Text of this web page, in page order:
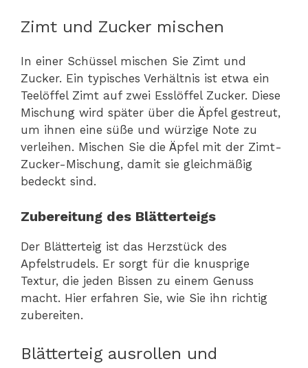
Zimt und Zucker mischen
In einer Schüssel mischen Sie Zimt und
Zucker. Ein typisches Verhältnis ist etwa ein
Teelöffel Zimt auf zwei Esslöffel Zucker. Diese
Mischung wird später über die Äpfel gestreut,
um ihnen eine süße und würzige Note zu
verleihen. Mischen Sie die Äpfel mit der Zimt-
Zucker-Mischung, damit sie gleichmäßig
bedeckt sind.
Zubereitung des Blätterteigs
Der Blätterteig ist das Herzstück des
Apfelstrudels. Er sorgt für die knusprige
Textur, die jeden Bissen zu einem Genuss
macht. Hier erfahren Sie, wie Sie ihn richtig
zubereiten.
Blätterteig ausrollen und